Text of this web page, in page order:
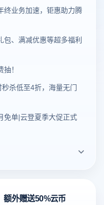
终业务加速，钜惠助力腾
包、满减优惠等超多福利
！
杀低至4折，海量无门
免单|云登夏季大促正式
额外赠送50%云币